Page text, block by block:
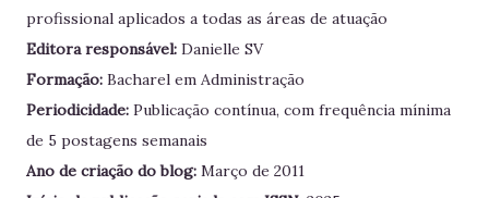
profissional aplicados a todas as áreas de atuação
Editora responsável: Danielle SV
Formação: Bacharel em Administração
Periodicidade: Publicação contínua, com frequência mínima
de 5 postagens semanais
Ano de criação do blog: Março de 2011